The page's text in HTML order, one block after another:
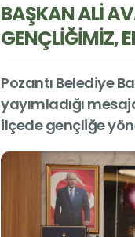
BAŞKAN ALİ
GENÇLİĞİMİZ,
Pozantı Belediye
yayımladığı
ilçede gençliğe